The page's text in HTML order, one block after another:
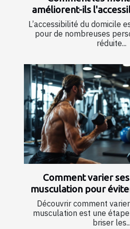
améliorent-ils
L’accessibilité du domicile
pour de nombreuses
réduite...
Comment varier
musculation pour
Découvrir comment
musculation est une
briser les...